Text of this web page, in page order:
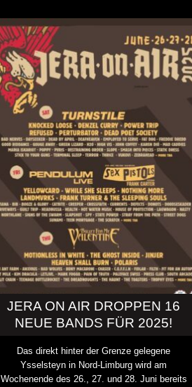
JERA ON AIR DROPPEN 16
NEUE BANDS FÜR 2025!
Das direkt hinter der Grenze gelegene
Ysselsteyn in Nord-Limburg wird am
Wochenende des 26., 27. und 28. Juni bereits